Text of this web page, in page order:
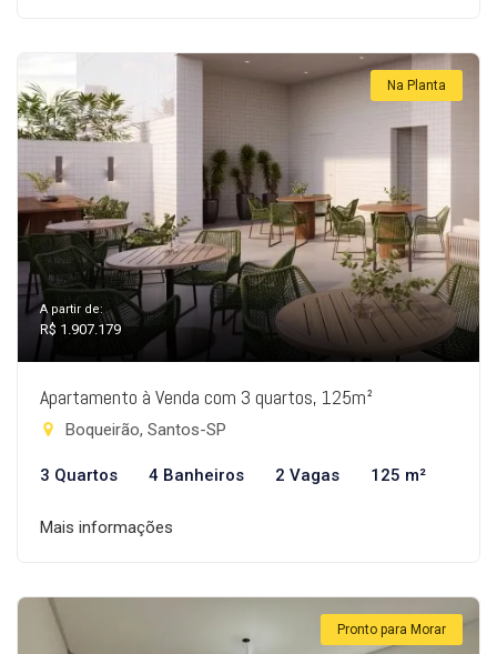
Na Planta
A partir de:
R$ 1.907.179
Apartamento à Venda com 3 quartos, 125m²
Boqueirão, Santos-SP
3 Quartos 4 Banheiros 2 Vagas 125 m²
Mais informações
Pronto para Morar